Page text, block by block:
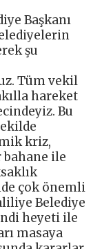
Başkanı
şu
Tüm vekil
hareket
Bu
kriz,
bahane ile
çok önemli
Belediye
heyeti ile
masaya